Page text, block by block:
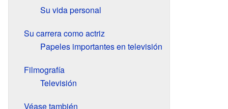
Su vida personal
Su carrera como actriz
Papeles importantes en televisión
Filmografía
Televisión
Véase también